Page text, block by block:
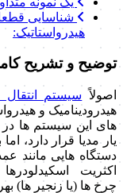
شناسایی
هیدرواستاتیک:
توضیح و تشریح
اصولاً سیستم
هیدرودینامیک و
های این سیستم ها در
یار مدیا قرار دارد،
دستگاه هایی مانند
اکثریت
چرخ ها (یا زنجیر ها)